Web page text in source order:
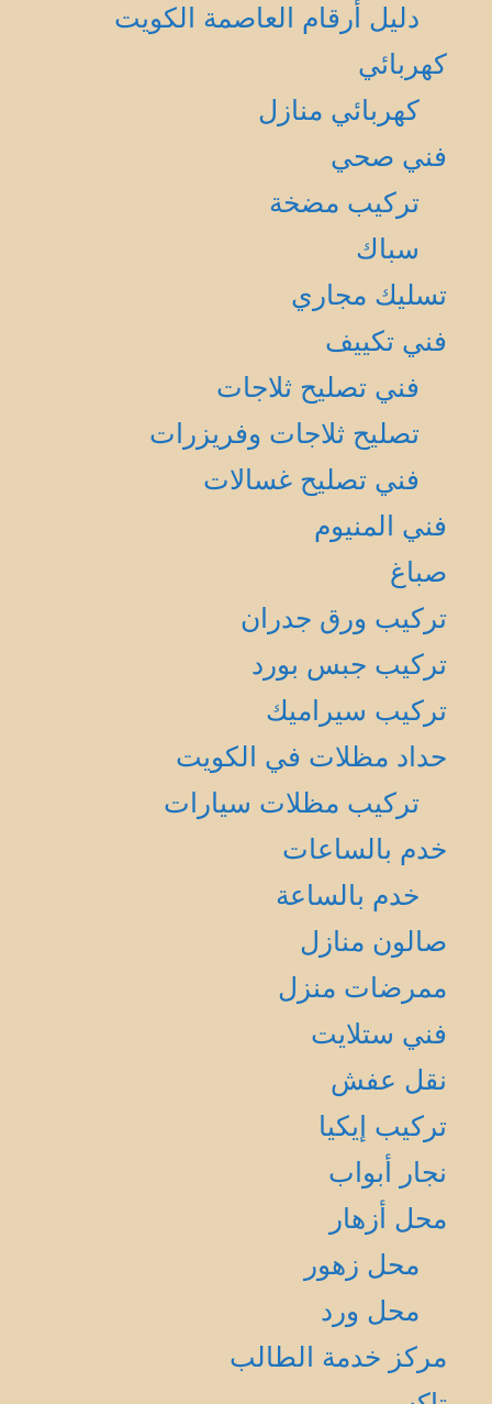
دليل أرقام العاصمة الكويت
كهربائي
كهربائي منازل
فني صحي
تركيب مضخة
سباك
تسليك مجاري
فني تكييف
فني تصليح ثلاجات
تصليح ثلاجات وفريزرات
فني تصليح غسالات
فني المنيوم
صباغ
تركيب ورق جدران
تركيب جبس بورد
تركيب سيراميك
حداد مظلات في الكويت
تركيب مظلات سيارات
خدم بالساعات
خدم بالساعة
صالون منازل
ممرضات منزل
فني ستلايت
نقل عفش
تركيب إيكيا
نجار أبواب
محل أزهار
محل زهور
محل ورد
مركز خدمة الطالب